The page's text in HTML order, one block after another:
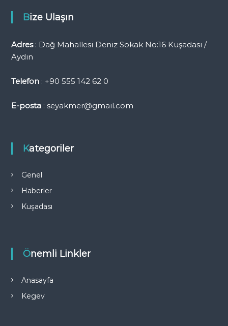
m
e
Bize Ulaşın
Adres: Dağ Mahallesi Deniz Sokak No:16 Kuşadası /
Aydın
Telefon: +90 555 142 62 0
E-posta: seyakmer@gmail.com
Kategoriler
Genel
Haberler
Kuşadası
Önemli Linkler
Anasayfa
Kegev